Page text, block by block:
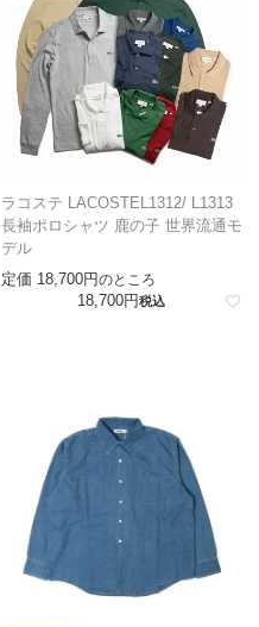
ラコステ LACOSTEL1312/ L1313
長袖ポロシャツ 鹿の子 世界流通モ
デル
定価 18,700 のところ
18,700 税込